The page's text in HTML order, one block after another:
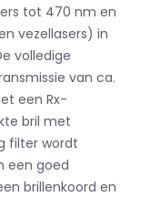
tot 470 nm en
vezellasers) in
volledige
van ca.
een Rx-
bril met
filter wordt
een goed
brillenkoord en